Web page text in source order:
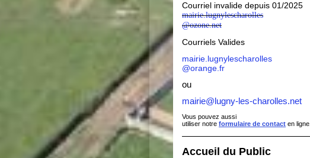
Courriel invalide depuis 01/2025
mairie.lugnylescharolles
@ozone.net
Courriels Valides
mairie.lugnylescharolles
@orange.fr
ou
mairie@lugny-les-charolles.net
Vous pouvez aussi
utiliser notre formulaire de contact en ligne.
Accueil du Public